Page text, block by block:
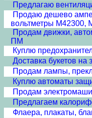
Предлагаю
Продаю дешево
вольтметры М42300,
Продам движки,
ПМ
Куплю
Доставка букетов на
Продам лампы,
Куплю автоматы
Продам
Предлагаем
Флаера, плакаты,